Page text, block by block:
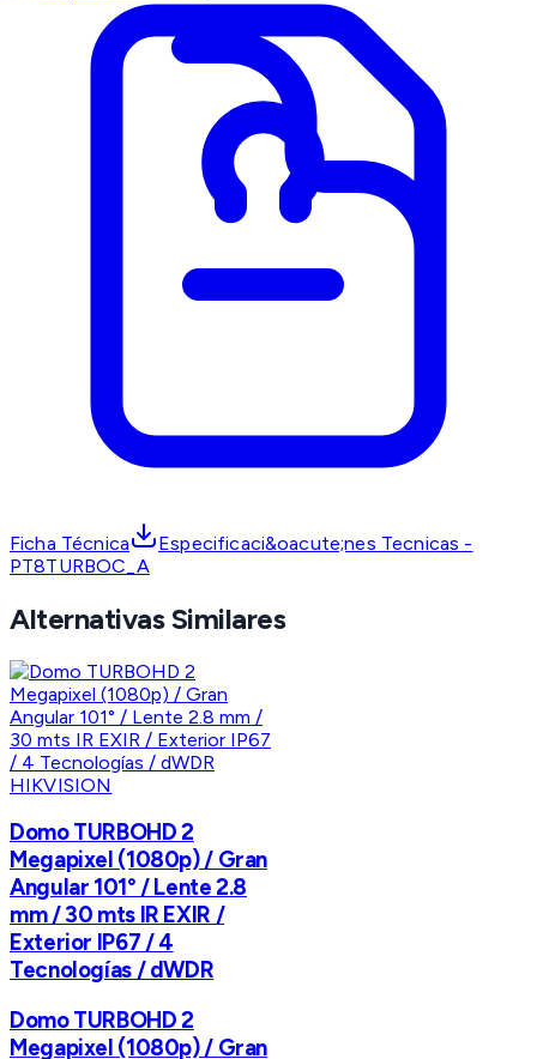
Ficha Técnica
Especificaci&oacute;nes Tecnicas -
PT8TURBOC_A
Alternativas Similares
HIKVISION
Domo TURBOHD 2
Megapixel (1080p) / Gran
Angular 101° / Lente 2.8
mm / 30 mts IR EXIR /
Exterior IP67 / 4
Tecnologías / dWDR
Domo TURBOHD 2
Megapixel (1080p) / Gran